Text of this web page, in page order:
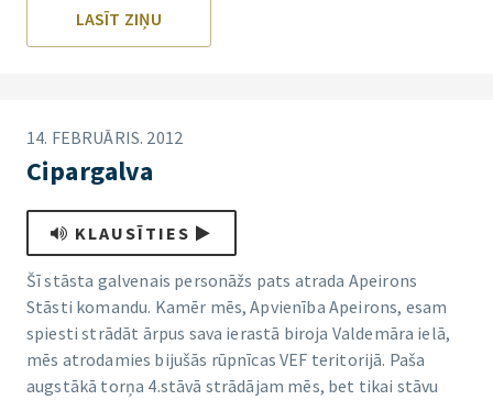
LASĪT ZIŅU
14. FEBRUĀRIS. 2012
Cipargalva
KLAUSĪTIES
Šī stāsta galvenais personāžs pats atrada Apeirons
Stāsti komandu. Kamēr mēs, Apvienība Apeirons, esam
spiesti strādāt ārpus sava ierastā biroja Valdemāra ielā,
mēs atrodamies bijušās rūpnīcas VEF teritorijā. Paša
augstākā torņa 4.stāvā strādājam mēs, bet tikai stāvu